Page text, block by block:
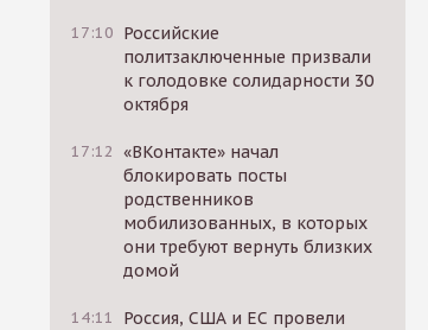
17:10 Российские
политзаключенные призвали
к голодовке солидарности 30
октября
17:12 «ВКонтакте» начал
блокировать посты
родственников
мобилизованных, в которых
они требуют вернуть близких
домой
14:11
Россия, США и ЕС провели